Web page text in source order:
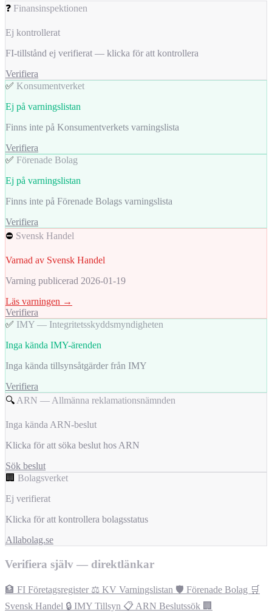
❓ Finansinspektionen
Ej kontrollerat
FI-tillstånd ej verifierat — klicka för att kontrollera
Verifiera
✅ Konsumentverket
Ej på varningslistan
Finns inte på Konsumentverkets varningslista
Verifiera
✅ Förenade Bolag
Ej på varningslistan
Finns inte på Förenade Bolags varningslista
Verifiera
⛔ Svensk Handel
Varnad av Svensk Handel
Varning publicerad 2026-01-19
Läs varningen →
Verifiera
✅ IMY — Integritetsskyddsmyndigheten
Inga kända IMY-ärenden
Inga kända tillsynsåtgärder från IMY
Verifiera
🔍 ARN — Allmänna reklamationsnämnden
Inga kända ARN-beslut
Klicka för att söka beslut hos ARN
Sök beslut
🏢 Bolagsverket
Ej verifierat
Klicka för att kontrollera bolagsstatus
Allabolag.se
Verifiera själv — direktlänkar
🏦 FI Företagsregister ⚖️ KV Varningslistan 🛡️ Förenade Bolag 🛒
Svensk Handel 🔒 IMY Tillsyn 📋 ARN Beslutssök 🏢